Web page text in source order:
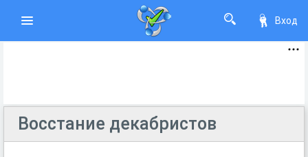
Вход
Восстание декабристов